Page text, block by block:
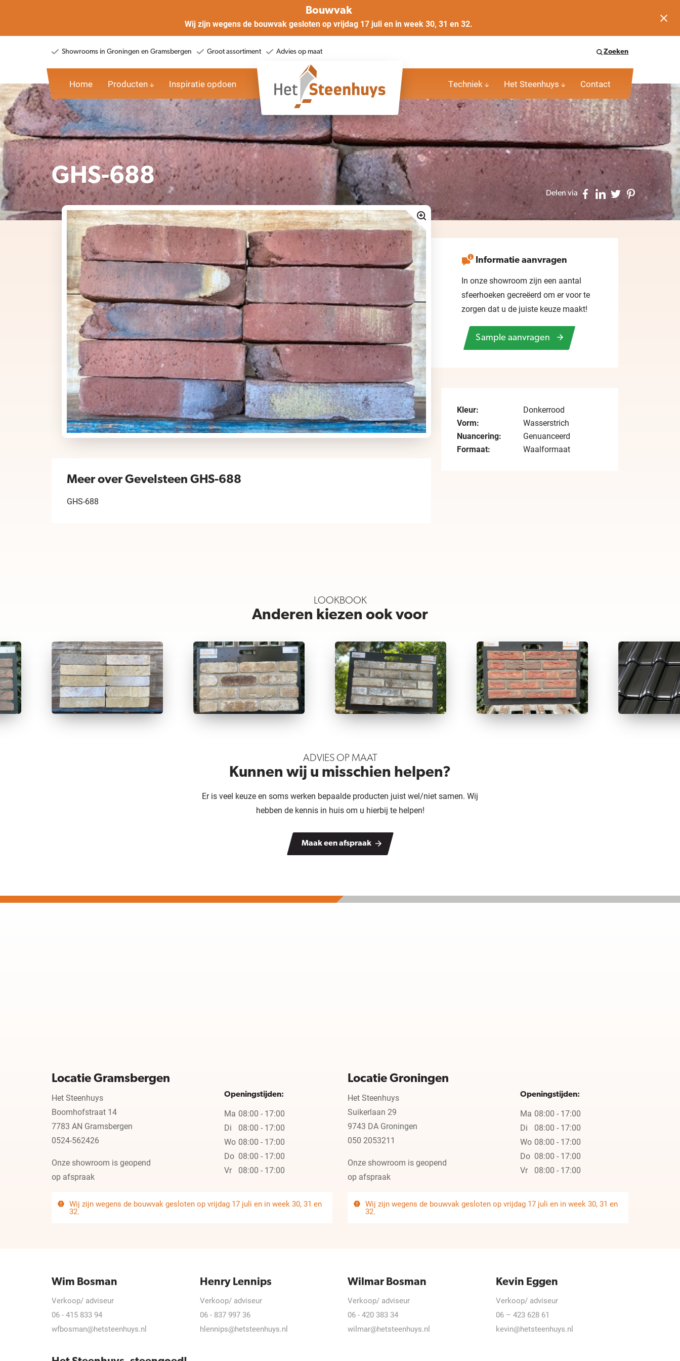
Bouwvak
Wij zijn wegens de bouwvak gesloten op vrijdag 17 juli en in week 30, 31 en 32.
Showrooms in Groningen en Gramsbergen Groot assortiment Advies op maat Zoeken
Home Producten Inspiratie opdoen Techniek Het Steenhuys Contact
GHS-688
Delen via
Meer over Gevelsteen GHS-688
GHS-688
Informatie aanvragen
In onze showroom zijn een aantal
sfeerhoeken gecreëerd om er voor te
zorgen dat u de juiste keuze maakt!
Sample aanvragen
Kleur:
Donkerrood
Vorm:
Wasserstrich
Nuancering:
Genuanceerd
Formaat:
Waalformaat
LOOKBOOK
Anderen kiezen ook voor
ADVIES OP MAAT
Kunnen wij u misschien helpen?
Er is veel keuze en soms werken bepaalde producten juist wel/niet samen. Wij
hebben de kennis in huis om u hierbij te helpen!
Maak een afspraak
Locatie Gramsbergen
Het Steenhuys
Boomhofstraat 14
7783 AN Gramsbergen
0524-562426
Onze showroom is geopend
op afspraak
Openingstijden:
Ma 08:00 - 17:00
Di
08:00 - 17:00
Wo 08:00 - 17:00
Do 08:00 - 17:00
Vr
08:00 - 17:00
Locatie Groningen
Het Steenhuys
Suikerlaan 29
9743 DA Groningen
050 2053211
Onze showroom is geopend
op afspraak
Openingstijden:
Ma 08:00 - 17:00
Di
08:00 - 17:00
Wo 08:00 - 17:00
Do 08:00 - 17:00
Vr
08:00 - 17:00
Wij zijn wegens de bouwvak gesloten op vrijdag 17 juli en in week 30, 31 en
32.
Wij zijn wegens de bouwvak gesloten op vrijdag 17 juli en in week 30, 31 en
32.
Wim Bosman
Verkoop/ adviseur
06 - 415 833 94
wfbosman@hetsteenhuys.nl
Henry Lennips
Verkoop/ adviseur
06 - 837 997 36
hlennips@hetsteenhuys.nl
Wilmar Bosman
Verkoop/ adviseur
06 - 420 383 34
wilmar@hetsteenhuys.nl
Kevin Eggen
Verkoop/ adviseur
06 – 423 628 61
kevin@hetsteenhuys.nl